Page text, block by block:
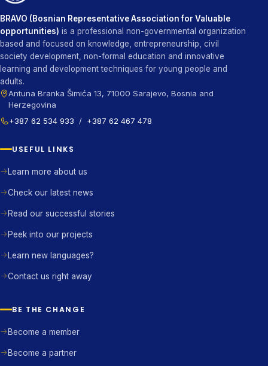
BRAVO (Bosnian Representative Association for Valuable
opportunities) is a professional non-governmental organization
based and focused on knowledge, entrepreneurship, civil
society development, non-formal education and innovative
learning and development techniques for young people and
adults.
Antuna Branka Šimića 13, 71000 Sarajevo, Bosnia and
Herzegovina
+387 62 534 933
/ +387 62 467 478
USEFUL LINKS
Learn more about us
Check our latest news
Read our successful stories
Peek into our projects
Learn new languages?
Contact us right away
BE THE CHANGE
Become a member
Become a partner